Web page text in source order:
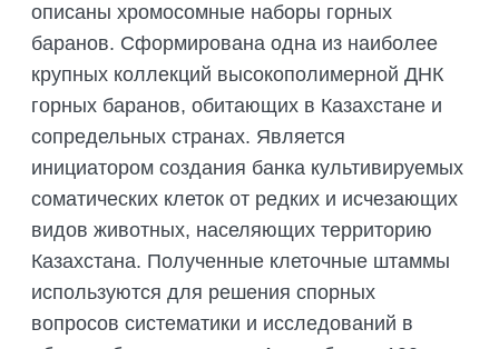
описаны хромосомные наборы горных
баранов. Сформирована одна из наиболее
крупных коллекций высокополимерной ДНК
горных баранов, обитающих в Казахстане и
сопредельных странах. Является
инициатором создания банка культивируемых
соматических клеток от редких и исчезающих
видов животных, населяющих территорию
Казахстана. Полученные клеточные штаммы
используются для решения спорных
вопросов систематики и исследований в